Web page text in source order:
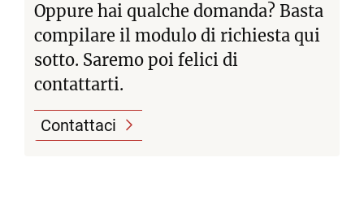
Oppure hai qualche domanda? Basta
compilare il modulo di richiesta qui
sotto. Saremo poi felici di
contattarti.
Contattaci